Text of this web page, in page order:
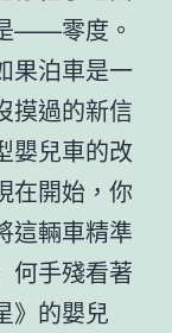
——零度。
果泊車是一
摸過的新信
嬰兒車的改
在開始，你
這輛車精準
何手殘看著
》的嬰兒